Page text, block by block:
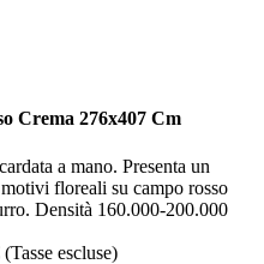
Crema 276x407 Cm
a mano. Presenta un
floreali su campo rosso
Densità 160.000-200.000
(Tasse escluse)